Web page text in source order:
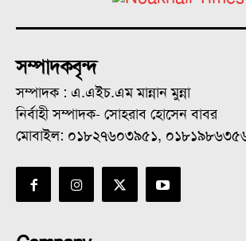
সম্পাদকবৃন্দ
সম্পাদক : এ.এইচ.এম মান্নান মুন্না
নির্বাহী সম্পাদক- সোহরাব হোসেন বাবর
মোবাইল: ০১৮২৭৬০৩৯৫১,